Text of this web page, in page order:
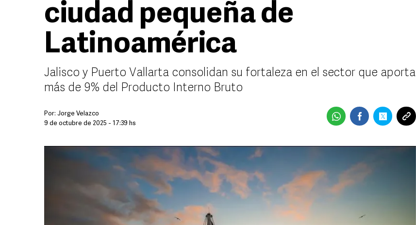
ciudad pequeña de
Latinoamérica
Jalisco y Puerto Vallarta consolidan su fortaleza en el sector que aporta
más de 9% del Producto Interno Bruto
Por: Jorge Velazco
9 de octubre de 2025 - 17:39 hs